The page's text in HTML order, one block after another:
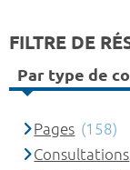
FILTRE DE
Par type de
Pages (158)
Consultations